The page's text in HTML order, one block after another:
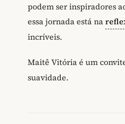
podem ser inspiradores
essa jornada está na
incríveis.
Maitê Vitória é um
suavidade.